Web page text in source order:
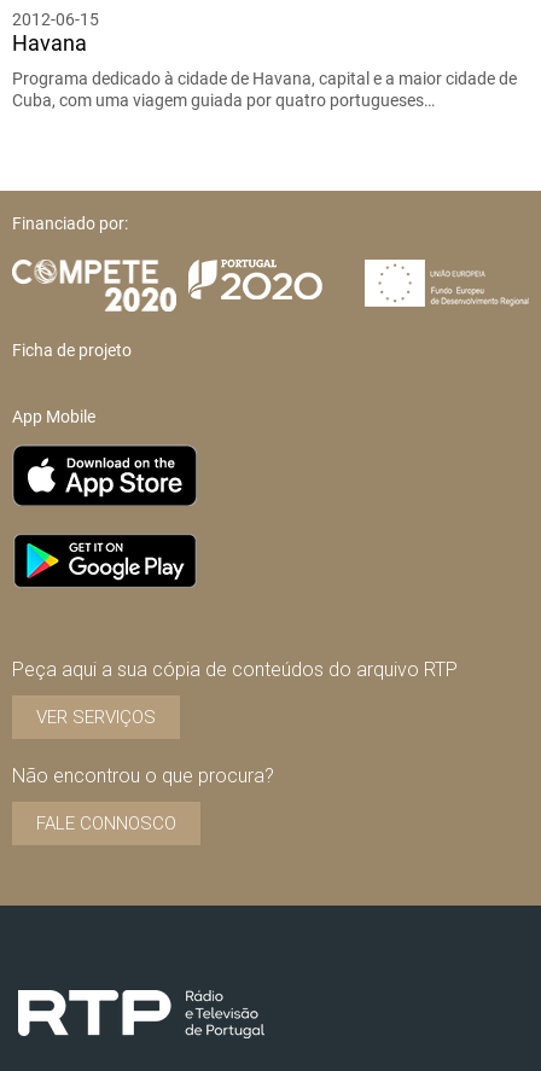
2012-06-15
Havana
Programa dedicado à cidade de Havana, capital e a maior cidade de
Cuba, com uma viagem guiada por quatro portugueses…
Financiado por:
Ficha de projeto
App Mobile
Peça aqui a sua cópia de conteúdos do arquivo RTP
VER SERVIÇOS
Não encontrou o que procura?
FALE CONNOSCO